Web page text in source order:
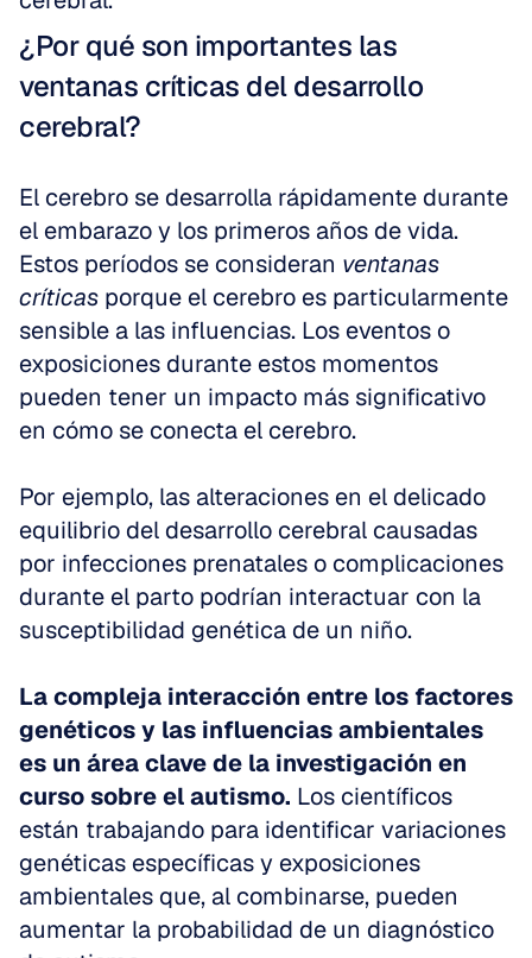
¿Por qué son importantes las
ventanas críticas del desarrollo
cerebral?
El cerebro se desarrolla rápidamente durante
el embarazo y los primeros años de vida.
Estos períodos se consideran ventanas
críticas porque el cerebro es particularmente
sensible a las influencias. Los eventos o
exposiciones durante estos momentos
pueden tener un impacto más significativo
en cómo se conecta el cerebro.
Por ejemplo, las alteraciones en el delicado
equilibrio del desarrollo cerebral causadas
por infecciones prenatales o complicaciones
durante el parto podrían interactuar con la
susceptibilidad genética de un niño.
La compleja interacción entre los factores
genéticos y las influencias ambientales
es un área clave de la investigación en
curso sobre el autismo. Los científicos
están trabajando para identificar variaciones
genéticas específicas y exposiciones
ambientales que, al combinarse, pueden
aumentar la probabilidad de un diagnóstico